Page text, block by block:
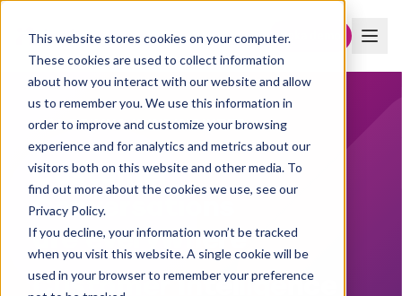
This website stores cookies on your computer.
These cookies are used to collect information
about how you interact with our website and allow
us to remember you. We use this information in
order to improve and customize your browsing
experience and for analytics and metrics about our
visitors both on this website and other media. To
find out more about the cookies we use, see our
Privacy Policy.
If you decline, your information won’t be tracked
when you visit this website. A single cookie will be
used in your browser to remember your preference
Boka demo
AI-DRIVNA KUNDINSIKTER
Customer
Conversations
are everywhere
Customer Intelligence